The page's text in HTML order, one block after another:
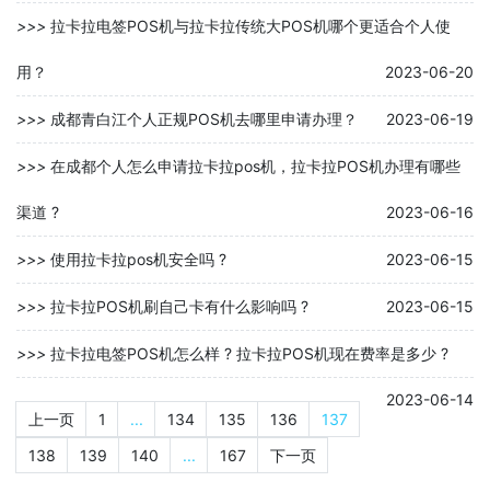
>>> 拉卡拉电签POS机与拉卡拉传统大POS机哪个更适合个人使
用？ 2023-06-20
>>> 成都青白江个人正规POS机去哪里申请办理？ 2023-06-19
>>> 在成都个人怎么申请拉卡拉pos机，拉卡拉POS机办理有哪些
渠道 ? 2023-06-16
>>> 使用拉卡拉pos机安全吗 ? 2023-06-15
>>> 拉卡拉POS机刷自己卡有什么影响吗 ? 2023-06-15
>>> 拉卡拉电签POS机怎么样 ? 拉卡拉POS机现在费率是多少 ?
2023-06-14
上一页
1 ... 134 135 136
137
138
139 140 ... 167 下一页